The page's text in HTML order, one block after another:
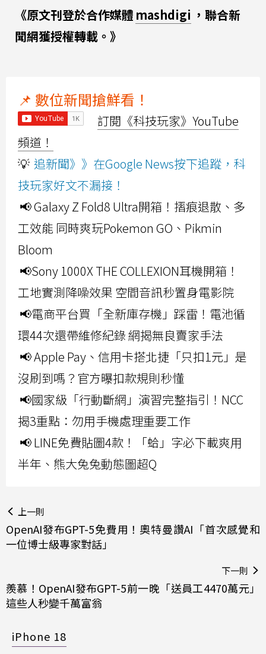
《原文刊登於合作媒體 mashdigi ，聯合新
聞網獲授權轉載。》
📌 數位新聞搶鮮看！
訂閱《科技玩家》YouTube
頻道！
💡 追新聞》》在Google News按下追蹤，科
技玩家好文不漏接！
📢 Galaxy Z Fold8 Ultra開箱！摺痕退散、多
工效能 同時爽玩Pokemon GO、Pikmin
Bloom
📢Sony 1000X THE COLLEXION耳機開箱！
工地實測降噪效果 空間音訊秒置身電影院
📢電商平台買「全新庫存機」踩雷！電池循
環44次還帶維修紀錄 網揭無良賣家手法
📢 Apple Pay、信用卡搭北捷「只扣1元」是
沒刷到嗎？官方曝扣款規則秒懂
📢國家級「行動斷網」演習完整指引！NCC
揭3重點：勿用手機處理重要工作
📢 LINE免費貼圖4款！「蛤」字必下載爽用
半年、熊大兔兔動態圖超Q
上一則
OpenAI發布GPT-5免費用！奧特曼讚AI「首次感覺和
一位博士級專家對話」
下一則
羨慕！OpenAI發布GPT-5前一晚「送員工4470萬元」
這些人秒變千萬富翁
iPhone 18